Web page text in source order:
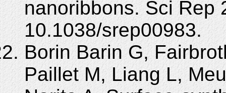
nanoribbons. Sci Rep
10.1038/srep00983.
Borin Barin G,
Paillet M, Liang L,